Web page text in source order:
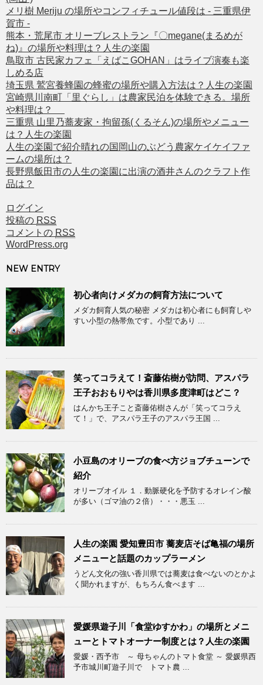
メリ樹 Meriju の場所やコンフィチュール値段は - 三重県伊
賀市 -
熊本・荒尾市 オリーブレストラン『〇megane(まるめが
ね)』の場所や料理は？人生の楽園
鳥取市 古民家カフェ「えばこGOHAN」はライブ演奏も楽
しめる店
埼玉県 鷲宮養蜂園の蜂蜜の場所や購入方法は？人生の楽園
宮崎県川南町「里ぐらし」は農家民泊を体験できる。場所
や料理は？
三重県 山里乃蕎麦家・拘留孫(くるそん)の場所やメニュー
は？人生の楽園
人生の楽園で紹介晴れの国岡山のぶどう農家ケイケイファ
ームの場所は？
長野県飯田市の人生の楽園に出演の酒井さんのクラフト作
品は？
ログイン
投稿の RSS
コメントの RSS
WordPress.org
NEW ENTRY
初心者向けメダカの飼育方法について
メダカ飼育人気の秘密 メダカは初心者にも飼育しや
すい小型の熱帯魚です。小型であり ...
笑ってコラえて！斎藤佑樹が訪問、アスパラ
王子おおもりやは香川県多度津町はどこ？
はんかち王子こと斎藤佑樹さんが「笑ってコラえ
て！」で、アスパラ王子のアスパラ王国 ...
小豆島のオリーブの食べ方ジョブチューンで
紹介
オリーブオイル １．動脈硬化を予防するオレイン酸
が多い（ゴマ油の２倍）・・・悪玉 ...
人生の楽園 愛知豊田市 蕎麦店そば亀福の場所
メニューと話題のカップラーメン
うどん文化の強い香川県では蕎麦は食べないのとかよ
く聞かれますが、もちろん食べます ...
愛媛県遊子川「食堂ゆすかわ」の場所とメニ
ューとトマトオーナー制度とは？人生の楽園
愛媛・西予市 ～ 母ちゃんのトマト食堂 ～ 愛媛県西
予市城川町遊子川で トマト農 ...